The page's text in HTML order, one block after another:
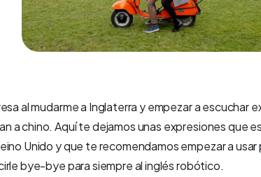
al mudarme a Inglaterra y empezar a escuchar
a chino. Aquí te dejamos unas expresiones que
Unido y que te recomendamos empezar a
bye-bye para siempre al inglés robótico.